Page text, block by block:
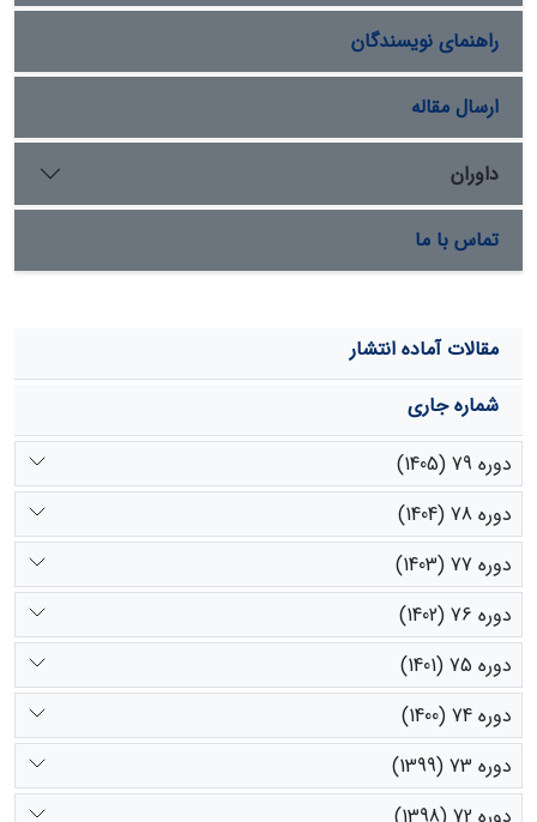
راهنمای نویسندگان
ارسال مقاله
داوران
تماس با ما
مقالات آماده انتشار
شماره جاری
دوره 79 (1405)
دوره 78 (1404)
دوره 77 (1403)
دوره 76 (1402)
دوره 75 (1401)
دوره 74 (1400)
دوره 73 (1399)